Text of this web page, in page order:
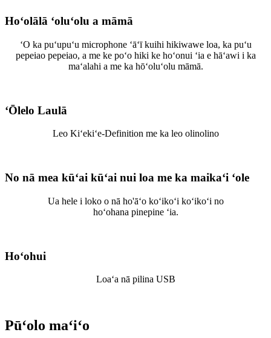
Hoʻolālā ʻoluʻolu a māmā
ʻO ka puʻupuʻu microphone ʻāʻī kuihi hikiwawe loa, ka puʻu
pepeiao pepeiao, a me ke poʻo hiki ke hoʻonui ʻia e hāʻawi i ka
maʻalahi a me ka hōʻoluʻolu māmā.
ʻŌlelo Laulā
Leo Kiʻekiʻe-Definition me ka leo olinolino
No nā mea kūʻai kūʻai nui loa me ka maikaʻi ʻole
Ua hele i loko o nā ho'āʻo koʻikoʻi koʻikoʻi no
hoʻohana pinepine ʻia.
Hoʻohui
Loaʻa nā pilina USB
Pūʻolo maʻiʻo